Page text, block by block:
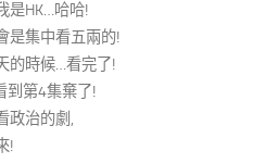
是HK…哈哈!
是集中看五兩的!
的時候…看完了!
到第4集棄了!
政治的劇,
!